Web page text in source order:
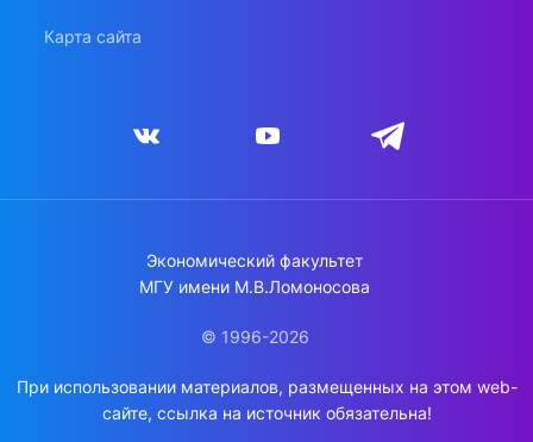
Карта сайта
Экономический факультет
МГУ имени М.В.Ломоносова
© 1996-2026
При использовании материалов, размещенных на этом web-
сайте, ссылка на источник обязательна!